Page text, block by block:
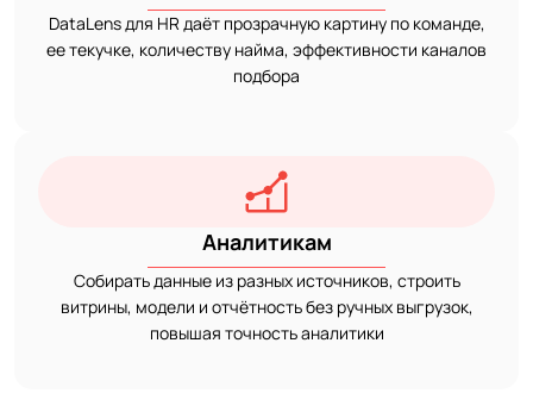
DataLens для HR даёт прозрачную картину по команде,
ее текучке, количеству найма, эффективности каналов
подбора
Аналитикам
Собирать данные из разных источников, строить
витрины, модели и отчётность без ручных выгрузок,
повышая точность аналитики